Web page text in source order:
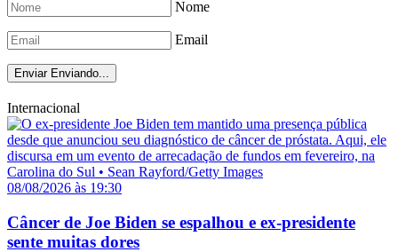
Nome
Email
Enviar Enviando...
Internacional
08/08/2026 às 19:30
Câncer de Joe Biden se espalhou e ex-presidente
sente muitas dores